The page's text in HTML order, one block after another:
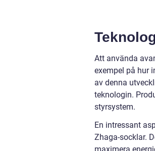
Att använda
exempel på hur
av denna
teknologin.
styrsystem.
En intressant
Zhaga-socklar.
maximera